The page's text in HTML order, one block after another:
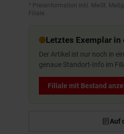
* Preisinformation inkl. MwSt.
Filiale.
Letztes Exemplar in
Der Artikel ist nur noch in
genaue Standort-Info im
Filiale mit Bestand
Auf